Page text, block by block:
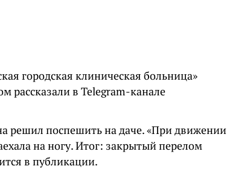
городская клиническая больница»
рассказали в Telegram-канале
решил поспешить на даче. «При движении
на ногу. Итог: закрытый перелом
в публикации.